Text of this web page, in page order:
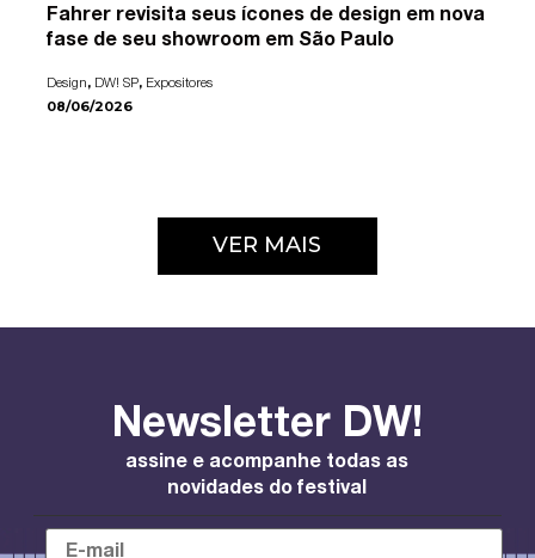
Fahrer revisita seus ícones de design em nova
fase de seu showroom em São Paulo
Design, DW! SP, Expositores
08/06/2026
VER MAIS
Newsletter DW!
assine e acompanhe todas as
novidades do festival